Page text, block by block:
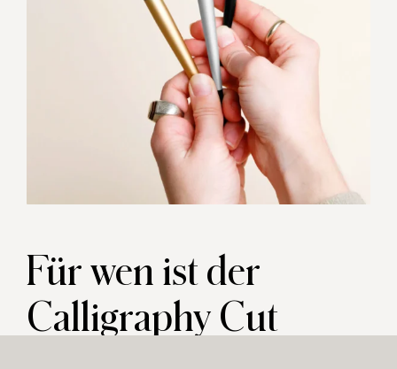
Für wen ist der
Calligraphy Cut